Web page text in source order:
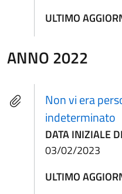
ULTIMO
ANNO 2022
Non vi era
indeterminato
DATA INIZIALE
03/02/2023
ULTIMO